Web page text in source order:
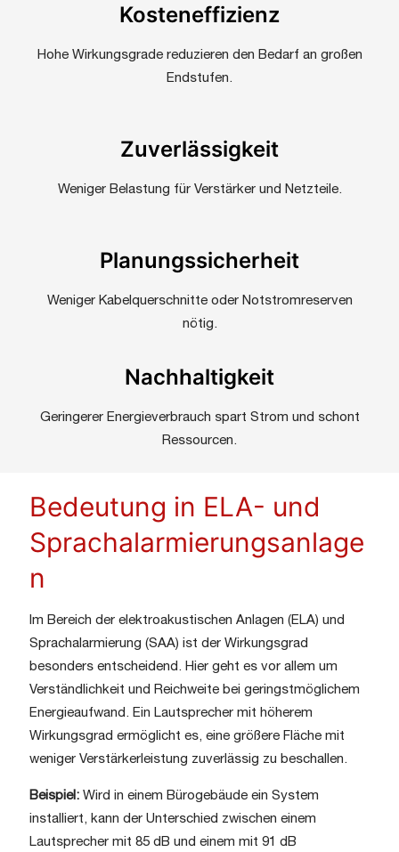
Kosteneffizienz
Hohe Wirkungsgrade reduzieren den Bedarf an großen
Endstufen.
Zuverlässigkeit
Weniger Belastung für Verstärker und Netzteile.
Planungssicherheit
Weniger Kabelquerschnitte oder Notstromreserven
nötig.
Nachhaltigkeit
Geringerer Energieverbrauch spart Strom und schont
Ressourcen.
Bedeutung in ELA- und
Sprachalarmierungsanlage
n
Im Bereich der elektroakustischen Anlagen (ELA) und
Sprachalarmierung (SAA) ist der Wirkungsgrad
besonders entscheidend. Hier geht es vor allem um
Verständlichkeit und Reichweite bei geringstmöglichem
Energieaufwand. Ein Lautsprecher mit höherem
Wirkungsgrad ermöglicht es, eine größere Fläche mit
weniger Verstärkerleistung zuverlässig zu beschallen.
Beispiel: Wird in einem Bürogebäude ein System
installiert, kann der Unterschied zwischen einem
Lautsprecher mit 85 dB und einem mit 91 dB